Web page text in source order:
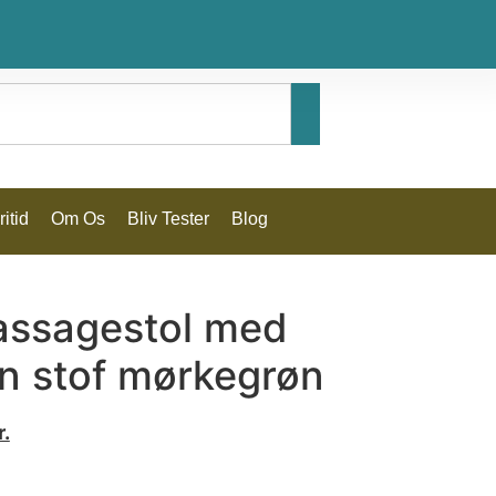
Om Os Bliv Tester Blog
med
stof mørkegrøn